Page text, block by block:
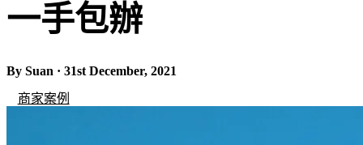
一手包辦
By Suan · 31st December, 2021
商家案例